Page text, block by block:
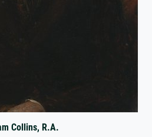
Collins, R.A.